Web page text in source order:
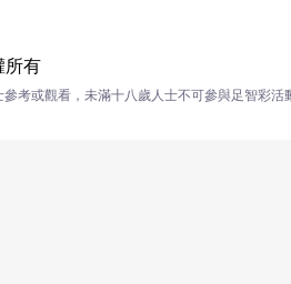
所有
考或觀看，未滿十八歲人士不可參與足智彩